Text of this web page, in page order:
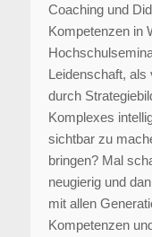
Coaching und
Kompetenzen in
Leidenschaft, als
durch
Komplexes
sichtbar zu
bringen? Mal
neugierig und
mit allen
Kompetenzen